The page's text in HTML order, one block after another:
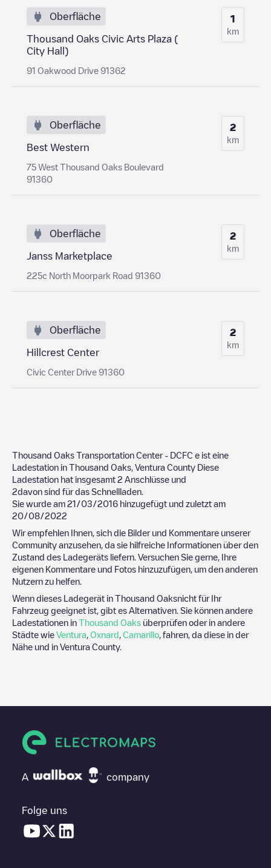
Oberfläche
Thousand Oaks Civic Arts Plaza (
City Hall)
91 Oakwood Drive 91362
1
km
Oberfläche
Best Western
75 West Thousand Oaks Boulevard
91360
2
km
Oberfläche
Janss Marketplace
225c North Moorpark Road 91360
2
km
Oberfläche
Hillcrest Center
Civic Center Drive 91360
2
km
Thousand Oaks Transportation Center - DCFC e ist eine
Ladestation in Thousand Oaks Ventura County Diese
Ladestation hat insgesamt 2 Anschlüsse und
2davon sind für das Schnellladen.
Sie wurde am 21/03/2016 hinzugefügt und zuletzt am
20/08/2022
Wir empfehlen Ihnen, sich die Bilder und Kommentare unserer
Community anzusehen, da sie hilfreiche Informationen über den
Zustand des Ladegeräts liefern. Versuchen Sie gerne, Ihre
eigenen Kommentare und Fotos hinzuzufügen, um den anderen
Nutzern zu helfen.
Wenn dieses Ladegerät in Thousand Oaksnicht für Ihr
Fahrzeug geeignet ist, gibt es Alternativen. Sie können andere
Ladestationen in Thousand Oaks überprüfen oder in andere
Städte wie Ventura Oxnard Camarillo , fahren, da diese in der
Nähe und in Ventura County.
A company
Folge uns